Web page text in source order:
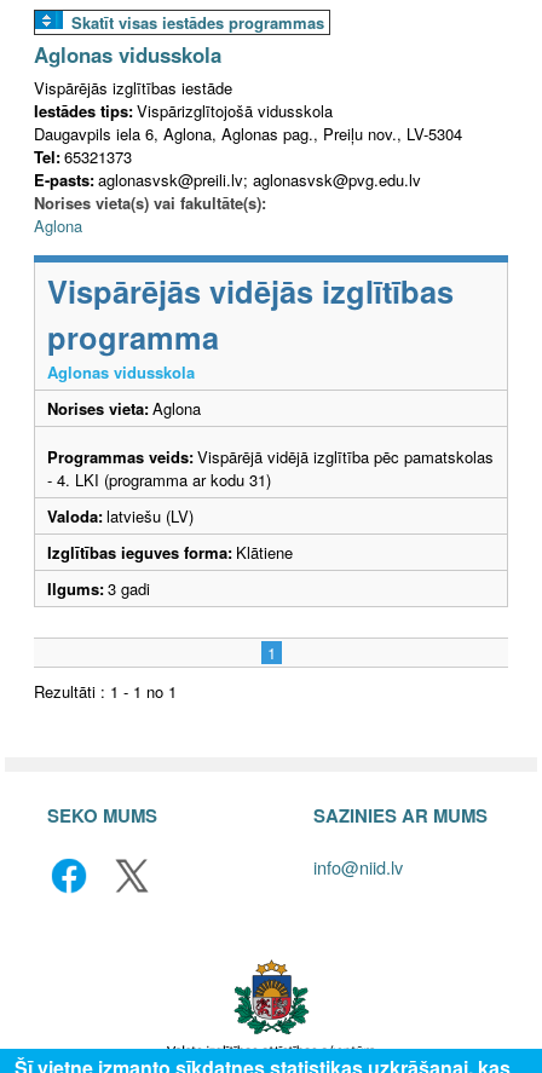
Skatīt visas iestādes programmas
Aglonas vidusskola
Vispārējās izglītības iestāde
Iestādes tips:Vispārizglītojošā vidusskola
Daugavpils iela 6, Aglona, Aglonas pag., Preiļu nov., LV-5304
Tel:65321373
E-pasts:aglonasvsk@preili.lv; aglonasvsk@pvg.edu.lv
Norises vieta(s) vai fakultāte(s):
Aglona
Vispārējās vidējās izglītības
programma
Aglonas vidusskola
Norises vieta:Aglona
Programmas veids:Vispārējā vidējā izglītība pēc pamatskolas
- 4. LKI (programma ar kodu 31)
Valoda:latviešu (LV)
Izglītības ieguves forma: Klātiene
Ilgums:3 gadi
1
Rezultāti : 1 - 1 no 1
SEKO MUMS SAZINIES AR MUMS
info@niid.lv